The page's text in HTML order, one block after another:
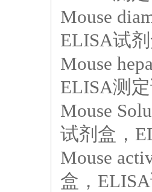
Mouse
ELISA试
Mouse
ELISA测
Mouse
试剂盒，
Mouse
盒，